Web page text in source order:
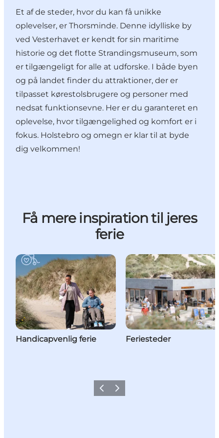
Et af de steder, hvor du kan få unikke
oplevelser, er Thorsminde. Denne idylliske by
ved Vesterhavet er kendt for sin maritime
historie og det flotte Strandingsmuseum, som
er tilgængeligt for alle at udforske. I både byen
og på landet finder du attraktioner, der er
tilpasset kørestolsbrugere og personer med
nedsat funktionsevne. Her er du garanteret en
oplevelse, hvor tilgængelighed og komfort er i
fokus. Holstebro og omegn er klar til at byde
dig velkommen!
Få mere inspiration til jeres
ferie
Handicapvenlig ferie Feriesteder
ForrigeNæste